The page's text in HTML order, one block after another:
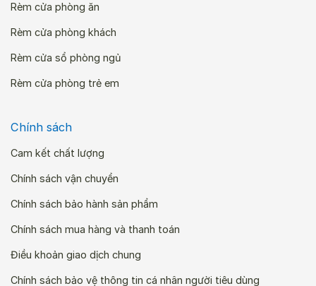
Rèm cửa phòng ăn
Rèm cửa phòng khách
Rèm cửa sổ phòng ngủ
Rèm cửa phòng trẻ em
Chính sách
Cam kết chất lượng
Chính sách vận chuyển
Chính sách bảo hành sản phẩm
Chính sách mua hàng và thanh toán
Điều khoản giao dịch chung
Chính sách bảo vệ thông tin cá nhân người tiêu dùng